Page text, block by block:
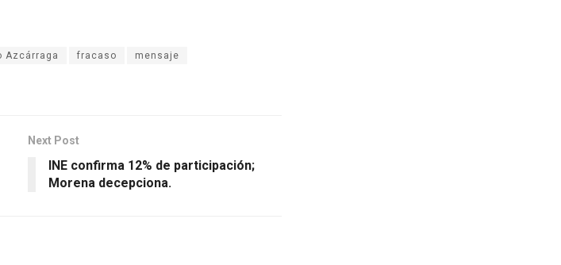
Azcárraga fracaso mensaje
Next Post
INE confirma 12% de participación;
Morena decepciona.